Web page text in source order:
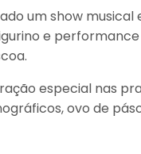
um show
e
especial nas
ovo de